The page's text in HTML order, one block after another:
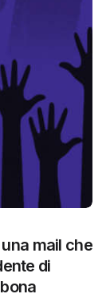
mail che
di